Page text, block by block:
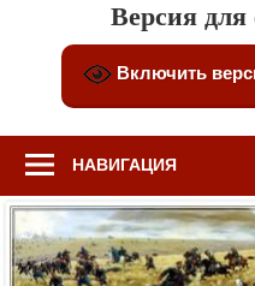
Версия
Включить
НАВИГАЦИЯ